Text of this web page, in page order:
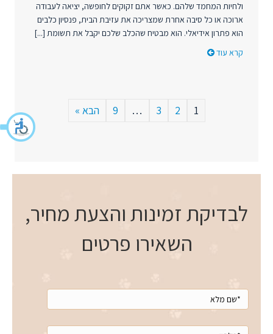
ולחיות המחמד שלהם. כאשר אתם זקוקים לחופשה, יציאה לעבודה
ארוכה או כל סיבה אחרת שמצריכה את עזיבת הבית, פנסיון כלבים
הוא פתרון אידיאלי. הוא מבטיח שהכלב שלכם יקבל את תשומת [...]
קרא עוד
1
2
3
…
9 הבא »
לבדיקת זמינות והצעת מחיר,
השאירו פרטים